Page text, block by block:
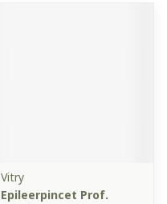
Vitry
Epileerpincet Prof.